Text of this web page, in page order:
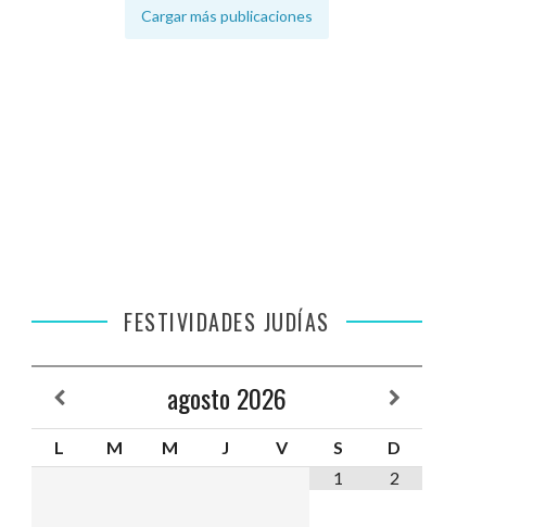
Cargar más publicaciones
FESTIVIDADES JUDÍAS
agosto 2026
L M M J V S
D
1
2